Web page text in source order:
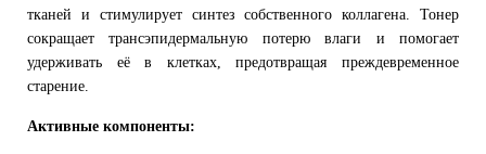
тканей и стимулирует синтез собственного коллагена. Тонер
сокращает трансэпидермальную потерю влаги и помогает
удерживать её в клетках, предотвращая преждевременное
старение.
Активные компоненты: